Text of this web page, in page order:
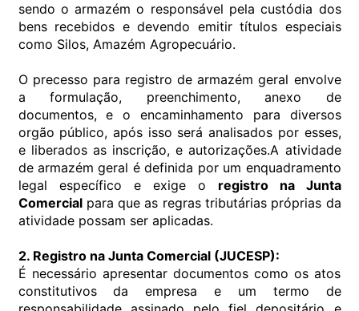
sendo o armazém o responsável pela custódia dos
bens recebidos e devendo emitir títulos especiais
como Silos, Amazém Agropecuário.
O precesso para registro de armazém geral envolve
a formulação, preenchimento, anexo de
documentos, e o encaminhamento para diversos
orgão público, após isso será analisados por esses,
e liberados as inscrição, e autorizações.A atividade
de armazém geral é definida por um enquadramento
legal específico e exige o registro na Junta
Comercialpara que as regras tributárias próprias da
atividade possam ser aplicadas.
2. Registro na Junta Comercial (JUCESP):
É necessário apresentar documentos como os atos
constitutivos da empresa e um termo de